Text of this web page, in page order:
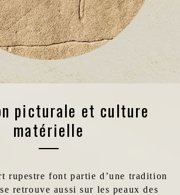
picturale et culture
matérielle
rupestre font partie d’une tradition
retrouve aussi sur les peaux des